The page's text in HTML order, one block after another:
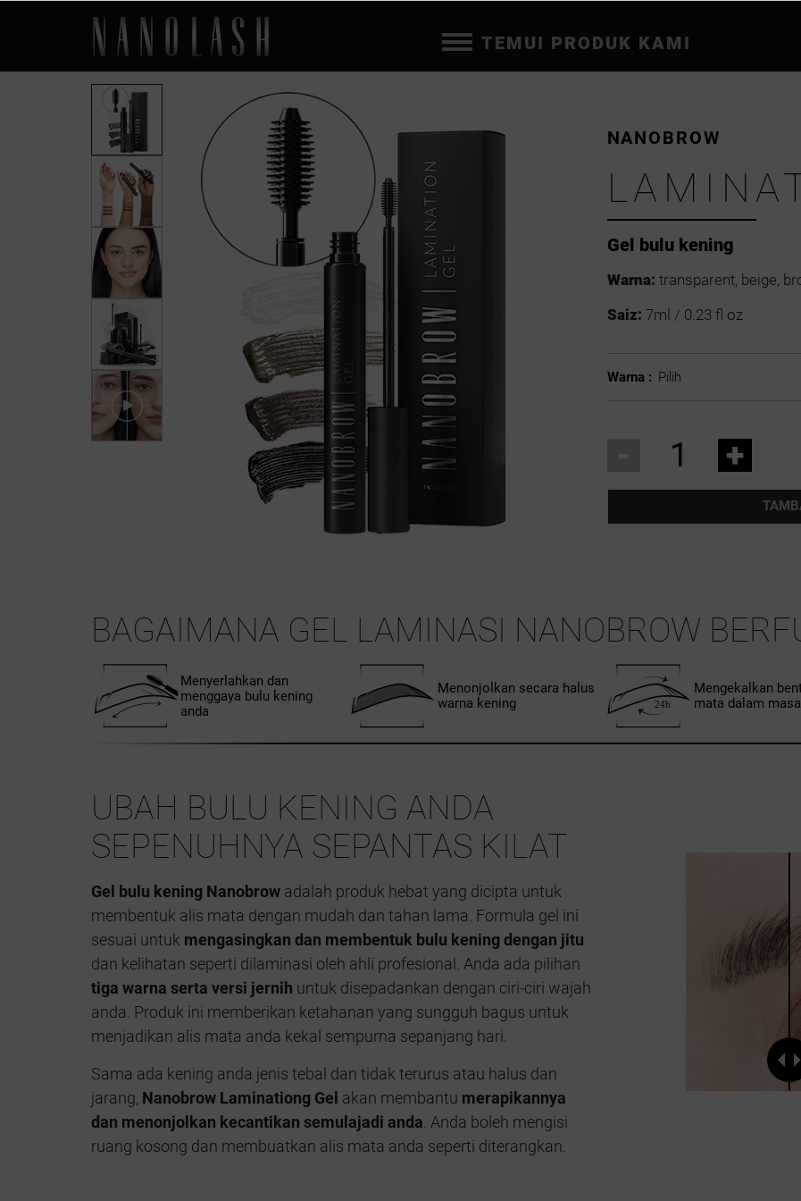
TEMUI PRODUK KAMI
Gel bulu kening
NANOBROW
Warna: transparent, beige,
Saiz: 7ml / 0.23 fl oz
Warna : Pilih
+
BAGAIMANA GEL LAMINASI NANOBROW
Menyerlahkan dan
menggaya bulu kening
anda
Menonjolkan secara halus
warna kening
Mengekalkan
mata dalam
UBAH BULU KENING ANDA
SEPENUHNYA SEPANTAS KILAT
Gel bulu kening Nanobrow adalah produk hebat yang dicipta untuk
membentuk alis mata dengan mudah dan tahan lama. Formula gel ini
sesuai untuk mengasingkan dan membentuk bulu kening dengan jitu
dan kelihatan seperti dilaminasi oleh ahli profesional. Anda ada pilihan
tiga warna serta versi jernih untuk disepadankan dengan ciri-ciri wajah
anda. Produk ini memberikan ketahanan yang sungguh bagus untuk
menjadikan alis mata anda kekal sempurna sepanjang hari.
Sama ada kening anda jenis tebal dan tidak terurus atau halus dan
jarang, Nanobrow Laminationg Gel akan membantu merapikannya
dan menonjolkan kecantikan semulajadi anda. Anda boleh mengisi
ruang kosong dan membuatkan alis mata anda seperti diterangkan.